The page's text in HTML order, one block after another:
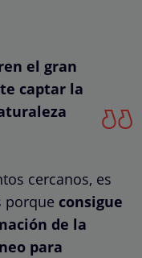
el gran
captar la
cercanos, es
porque consigue
de la
para